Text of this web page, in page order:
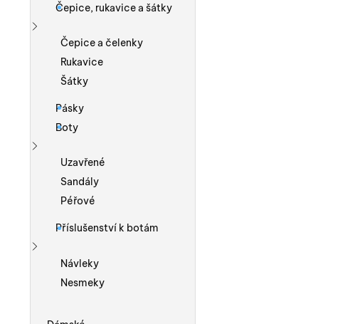
Čepice, rukavice a šátky
Zobrazit více
Čepice a čelenky
Rukavice
Šátky
Pásky
Boty
Zobrazit více
Uzavřené
Sandály
Péřové
Příslušenství k botám
Zobrazit více
Návleky
Nesmeky